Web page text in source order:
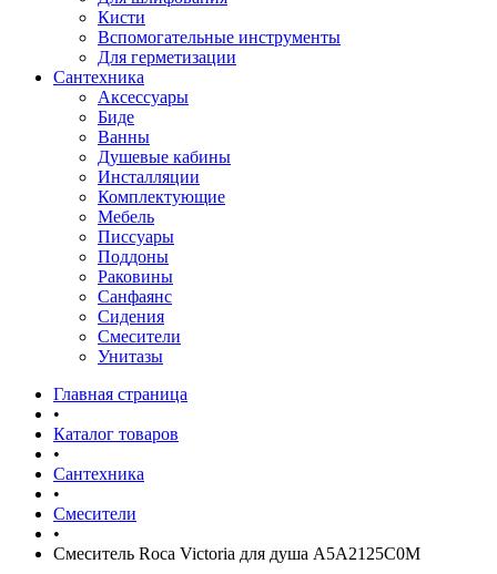
Кисти
Вспомогательные инструменты
Для герметизации
Сантехника
Аксессуары
Биде
Ванны
Душевые кабины
Инсталляции
Комплектующие
Мебель
Писсуары
Поддоны
Раковины
Санфаянс
Сидения
Смесители
Унитазы
Главная страница
•
Каталог товаров
•
Сантехника
•
Смесители
•
Смеситель Roca Victoria для душа A5A2125C0M